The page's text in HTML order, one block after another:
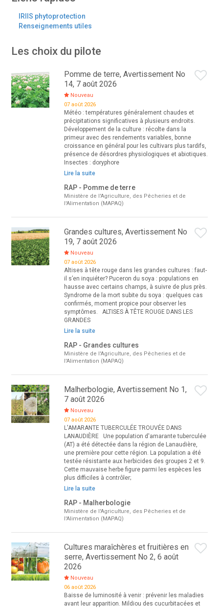
IRIIS phytoprotection
Renseignements utiles
Les choix du pilote
Pomme de terre, Avertissement No
14, 7 août 2026
Nouveau
07 août 2026
Météo : températures généralement chaudes et
précipitations significatives à plusieurs endroits.
Développement de la culture : récolte dans la
primeur avec des rendements variables, bonne
croissance en général pour les cultivars plus tardifs,
présence de désordres physiologiques et abiotiques.
Insectes : doryphore
Lire la suite
RAP - Pomme de terre
Ministère de l'Agriculture, des Pêcheries et de
l'Alimentation (MAPAQ)
Grandes cultures, Avertissement No
19, 7 août 2026
Nouveau
07 août 2026
Altises à tête rouge dans les grandes cultures : faut-
il s’en inquiéter? Puceron du soya : populations en
hausse avec certains champs, à suivre de plus près.
Syndrome de la mort subite du soya : quelques cas
confirmés, moment propice pour observer les
symptômes. ALTISES À TÊTE ROUGE DANS LES
GRANDES
Lire la suite
RAP - Grandes cultures
Ministère de l'Agriculture, des Pêcheries et de
l'Alimentation (MAPAQ)
Malherbologie, Avertissement No 1,
7 août 2026
Nouveau
07 août 2026
L'AMARANTE TUBERCULÉE TROUVÉE DANS
LANAUDIÈRE Une population d'amarante tuberculée
(AT) a été détectée dans la région de Lanaudière,
une première pour cette région. La population a été
testée résistante aux herbicides des groupes 2 et 9.
Cette mauvaise herbe figure parmi les espèces les
plus difficiles à contrôler;
Lire la suite
RAP - Malherbologie
Ministère de l'Agriculture, des Pêcheries et de
l'Alimentation (MAPAQ)
Cultures maraîchères et fruitières en
serre, Avertissement No 2, 6 août
2026
Nouveau
06 août 2026
Baisse de luminosité à venir : prévenir les maladies
avant leur apparition. Mildiou des cucurbitacées et